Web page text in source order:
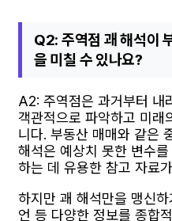
Q2: 주역점 괘 해석이
을 미칠 수 있나요?
A2: 주역점은 과거부터 내
객관적으로 파악하고 미래
니다. 부동산 매매와 같은
해석은 예상치 못한 변수
하는 데 유용한 참고 자료
하지만 괘 해석만을 맹신
언 등 다양한 정보를 종합